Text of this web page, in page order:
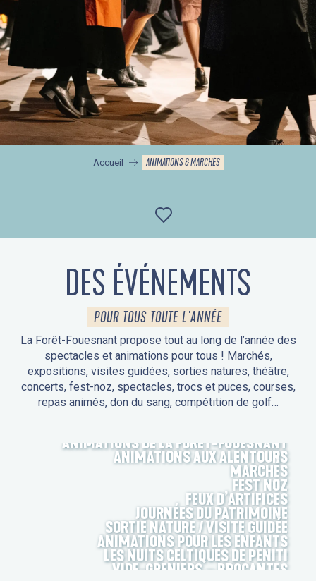
Accueil ANIMATIONS & MARCHÉS
Ajouter aux
DES ÉVÉNEMENTS
POUR TOUS TOUTE L'ANNÉE
La Forêt-Fouesnant propose tout au long de l’année des
spectacles et animations pour tous ! Marchés,
expositions, visites guidées, sorties natures, théâtre,
concerts, fest-noz, spectacles, trocs et puces, courses,
repas animés, don du sang, compétition de golf…
ANIMATIONS DE LA FORÊT-FOUESNANT
ANIMATIONS AUX ALENTOURS
MARCHÉS
FEST NOZ
FEUX D’ARTIFICES
JOURNÉES DU PATRIMOINE
SORTIE NATURE / VISITE GUIDÉE
ANIMATIONS POUR LES ENFANTS
LES NUITS CELTIQUES DE PENITI
VIDE-GRENIERS – BROCANTES